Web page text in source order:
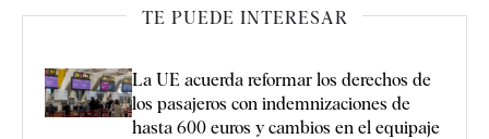
TE PUEDE INTERESAR
La UE acuerda reformar los derechos de
los pasajeros con indemnizaciones de
hasta 600 euros y cambios en el equipaje